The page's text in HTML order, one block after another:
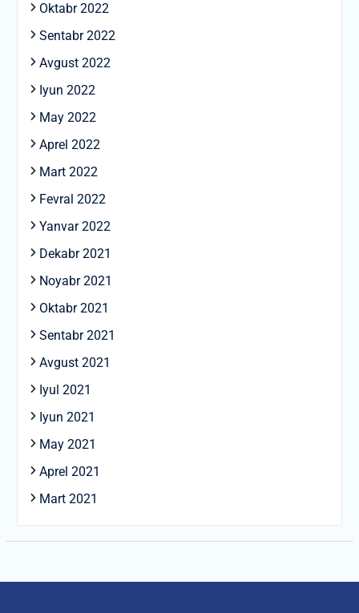
Oktabr 2022
Sentabr 2022
Avgust 2022
Iyun 2022
May 2022
Aprel 2022
Mart 2022
Fevral 2022
Yanvar 2022
Dekabr 2021
Noyabr 2021
Oktabr 2021
Sentabr 2021
Avgust 2021
Iyul 2021
Iyun 2021
May 2021
Aprel 2021
Mart 2021